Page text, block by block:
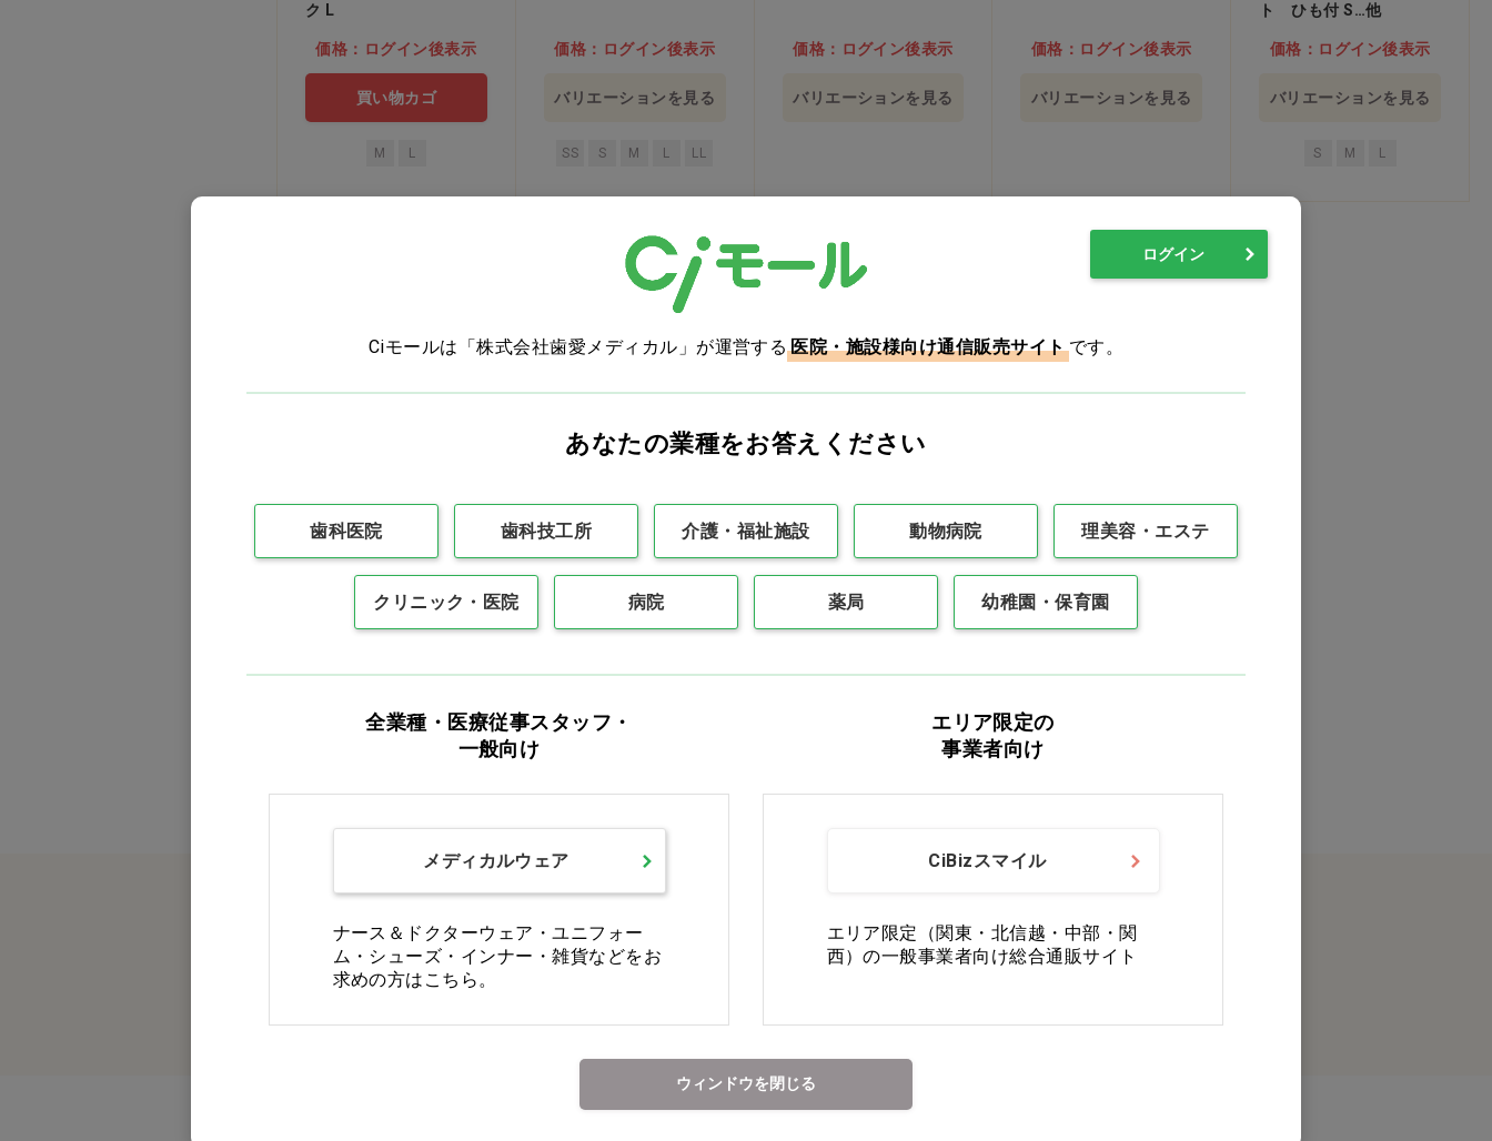
ク L
価格：ログイン後表示
買い物カゴ
M L
価格：ログイン後表示
バリエーションを見る
SS S M L LL
価格：ログイン後表示
バリエーションを見る
価格：ログイン後表示
バリエーションを見る
ト ひも付 S…他
価格：ログイン後表示
バリエーションを見る
S M L
価格：ログイン後表示
バリエーションを見る
価格：ログイン後表示
バリエーションを見る
価格：ログイン後表示
バリエーションを見る
ログイン
Ciモールは「株式会社歯愛メディカル」が運営する医院・施設様向け通信販売サイトです。
あなたの業種をお答えください
歯科医院 歯科技工所 介護・福祉施設 動物病院 理美容・エステ
クリニック・医院 病院 薬局 幼稚園・保育園
全業種・医療従事スタッフ・
一般向け
メディカルウェア
ナース＆ドクターウェア・ユニフォー
ム・シューズ・インナー・雑貨などをお
求めの方はこちら。
エリア限定の
事業者向け
CiBizスマイル
エリア限定（関東・北信越・中部・関
西）の一般事業者向け総合通販サイト
ウィンドウを閉じる